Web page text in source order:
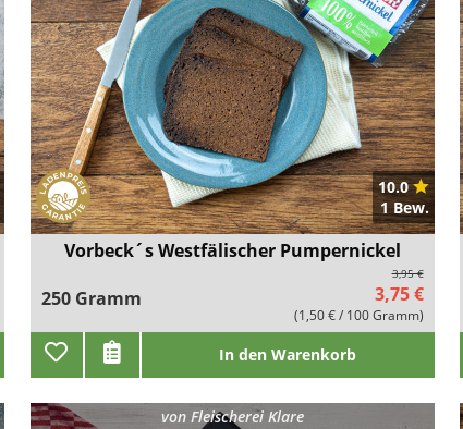
10.0
1 Bew.
Vorbeck´s Westfälischer Pumpernickel
250 Gramm
3,95 €
3,75 €
(1,50 € / 100 Gramm)
In den Warenkorb
von Fleischerei Klare